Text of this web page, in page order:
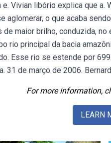
Vivian libório explica que
aglomerar, o que acaba
maior brilho, conduzida,
rio principal da bacia
Esse rio se estende por
31 de março de 2006.
For more information,
LEARN